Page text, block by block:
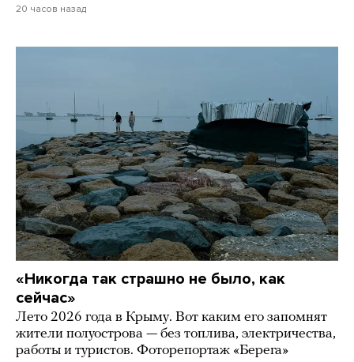
20 часов назад
«Никогда так страшно не было, как
сейчас»
Лето 2026 года в Крыму. Вот каким его запомнят
жители полуострова — без топлива, электричества,
работы и туристов. Фоторепортаж «Берега»